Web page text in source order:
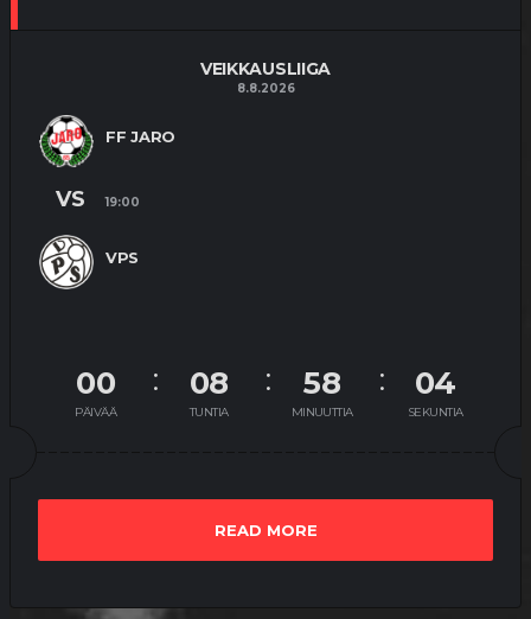
VEIKKAUSLIIGA
8.8.2026
FF JARO
VPS
VS 19:00
00
PÄIVÄÄ
08
TUNTIA
58
MINUUTTIA
03
SEKUNTIA
READ MORE